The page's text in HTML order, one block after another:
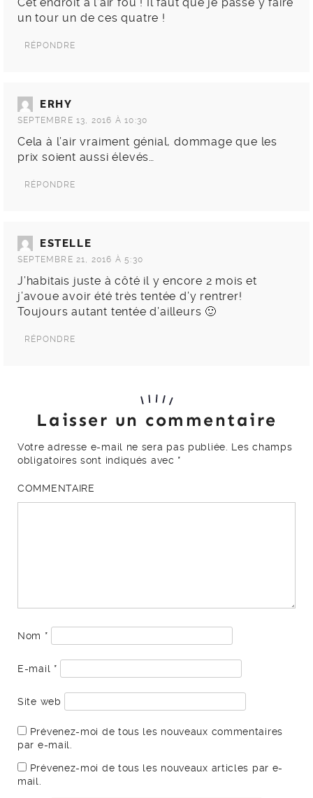
un tour un de ces quatre !
RÉPONDRE
ERHY
SEPTEMBRE 13, 2016 À 10:30
Cela à l’air vraiment génial, dommage que les
prix soient aussi élevés…
RÉPONDRE
ESTELLE
SEPTEMBRE 21, 2016 À 5:30
J’habitais juste à côté il y encore 2 mois et
j’avoue avoir été très tentée d’y rentrer!
Toujours autant tentée d’ailleurs 🙂
RÉPONDRE
Laisser un commentaire
Votre adresse e-mail ne sera pas publiée.
Les champs
obligatoires sont indiqués avec *
COMMENTAIRE
Nom *
E-mail *
Site web
Prévenez-moi de tous les nouveaux commentaires
par e-mail.
Prévenez-moi de tous les nouveaux articles par e-
mail.